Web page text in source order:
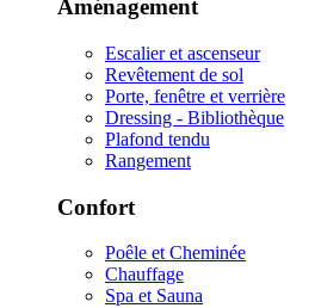
Aménagement
Escalier et ascenseur
Revêtement de sol
Porte, fenêtre et verrière
Dressing - Bibliothèque
Plafond tendu
Rangement
Confort
Poêle et Cheminée
Chauffage
Spa et Sauna